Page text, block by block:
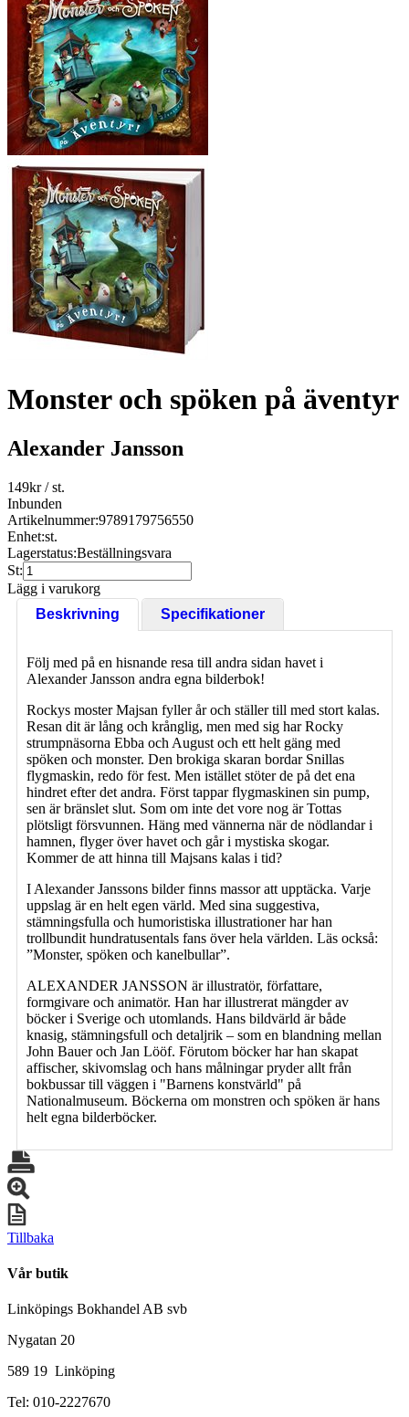
Monster och spöken på äventyr
Alexander Jansson
149kr/ st.
Inbunden
Artikelnummer:9789179756550
Enhet:st.
Lagerstatus:Beställningsvara
St:
Lägg i varukorg
Beskrivning
Specifikationer
Följ med på en hisnande resa till andra sidan havet i
Alexander Jansson andra egna bilderbok!
Rockys moster Majsan fyller år och ställer till med stort kalas.
Resan dit är lång och krånglig, men med sig har Rocky
strumpnäsorna Ebba och August och ett helt gäng med
spöken och monster. Den brokiga skaran bordar Snillas
flygmaskin, redo för fest. Men istället stöter de på det ena
hindret efter det andra. Först tappar flygmaskinen sin pump,
sen är bränslet slut. Som om inte det vore nog är Tottas
plötsligt försvunnen. Häng med vännerna när de nödlandar i
hamnen, flyger över havet och går i mystiska skogar.
Kommer de att hinna till Majsans kalas i tid?
I Alexander Janssons bilder finns massor att upptäcka. Varje
uppslag är en helt egen värld. Med sina suggestiva,
stämningsfulla och humoristiska illustrationer har han
trollbundit hundratusentals fans över hela världen. Läs också:
”Monster, spöken och kanelbullar”.
ALEXANDER JANSSON är illustratör, författare,
formgivare och animatör. Han har illustrerat mängder av
böcker i Sverige och utomlands. Hans bildvärld är både
knasig, stämningsfull och detaljrik – som en blandning mellan
John Bauer och Jan Lööf. Förutom böcker har han skapat
affischer, skivomslag och hans målningar pryder allt från
bokbussar till väggen i "Barnens konstvärld" på
Nationalmuseum. Böckerna om monstren och spöken är hans
helt egna bilderböcker.
Tillbaka
Vår butik
Linköpings Bokhandel AB svb
Nygatan 20
589 19 Linköping
Tel: 010-2227670